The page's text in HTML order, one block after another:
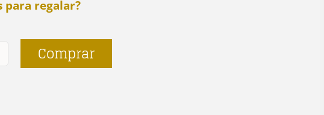
para regalar?
Comprar